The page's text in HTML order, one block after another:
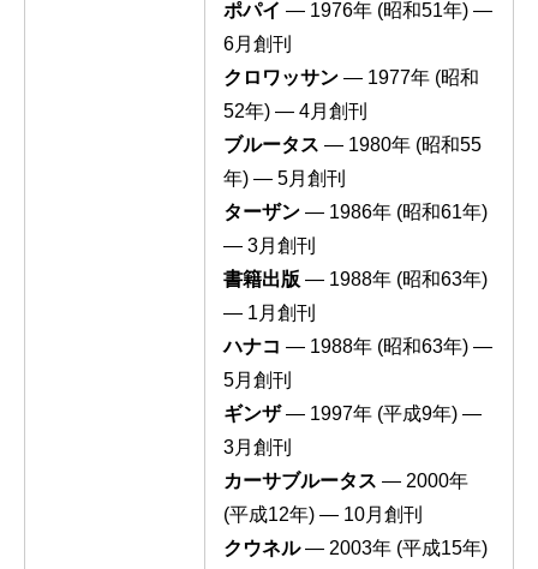
ポパイ — 1976年 (昭和51年) —
6月創刊
クロワッサン — 1977年 (昭和
52年) — 4月創刊
ブルータス — 1980年 (昭和55
年) — 5月創刊
ターザン — 1986年 (昭和61年)
— 3月創刊
書籍出版 — 1988年 (昭和63年)
— 1月創刊
ハナコ — 1988年 (昭和63年) —
5月創刊
ギンザ— 1997年 (平成9年) —
3月創刊
カーサブルータス — 2000年
(平成12年) — 10月創刊
クウネル— 2003年 (平成15年)